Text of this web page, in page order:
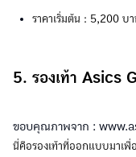
ราคาเริ่มต้น : 5,200 บา
5. รองเท้า Asics
ขอบคุณภาพจาก :
นี่คือรองเท้าที่ออกแบบมาเพื่